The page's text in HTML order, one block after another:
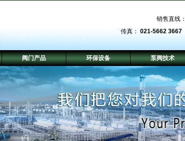
销售直线：
传真： 021-5662 3667
阀门产品 环保设备 泵阀技术